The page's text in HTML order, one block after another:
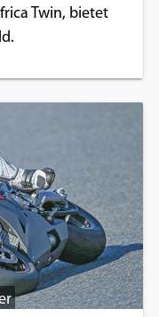
Twin, bietet